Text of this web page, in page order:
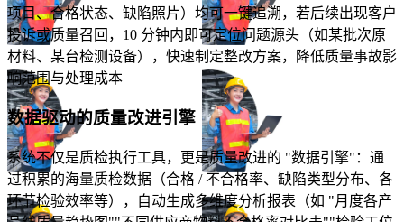
项目、合格状态、缺陷照片）均可一键追溯，若后续出现客户
投诉或质量召回，10 分钟内即可定位问题源头（如某批次原
材料、某台检测设备），快速制定整改方案，降低质量事故影
响范围与处理成本
数据驱动的质量改进引擎
系统不仅是质检执行工具，更是质量改进的 "数据引擎"：通
过积累的海量质检数据（合格 / 不合格率、缺陷类型分布、各
环节检验效率等），自动生成多维度分析报表（如 "月度各产